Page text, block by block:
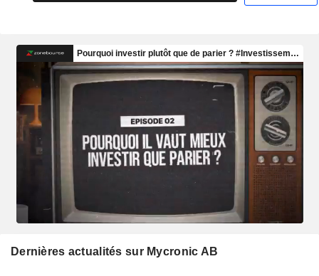
Dernières actualités sur Mycronic AB